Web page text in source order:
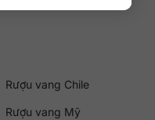
Rượu vang Chile
Rượu vang Mỹ